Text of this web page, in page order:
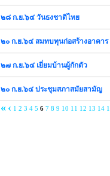
๒๘ ก.ย.๖๔ วันธงชาติไทย
๒๐ ก.ย.๖๔ สมทบทุนก่อสร้างอาคา
๒๗ ก.ย.๖๔ เยี่ยมบ้านผู้กักตัว
๒๐ ก.ย.๖๔ ประชุมสภาสมัยสามัญ
« ‹ 1 2 3 4 5 6 7 8 9 10 11 12 13 14